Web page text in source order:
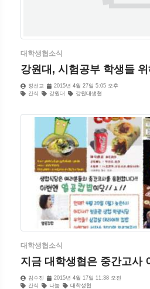
대학생협소식
강원대, 시험공부 학생들
정선교
2015년 4월 27일 5:05 오후
간식
강원대 강원대생협
대학생협소식
지금 대학생협은 중간고사
김수진
2015년 4월 17일 11:38 오전
간식
나눔 대학생협